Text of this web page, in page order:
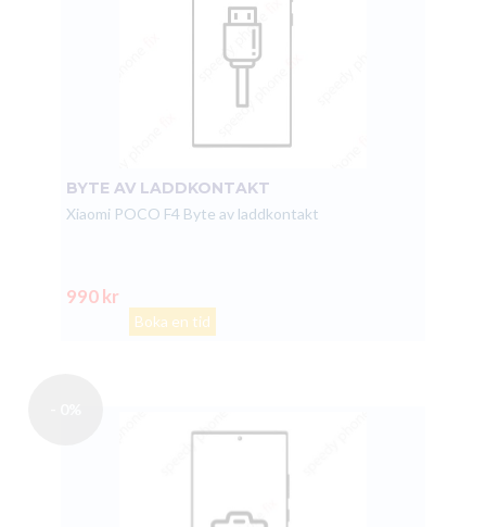
BYTE AV LADDKONTAKT
Xiaomi POCO F4 Byte av laddkontakt
990 kr
Boka en tid